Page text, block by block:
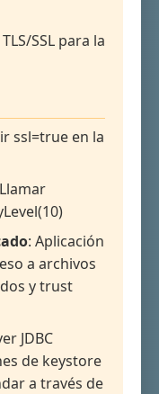
SSL para la
ssl=true en la
: Aplicación
a archivos
y trust
JDBC
de keystore
a través de